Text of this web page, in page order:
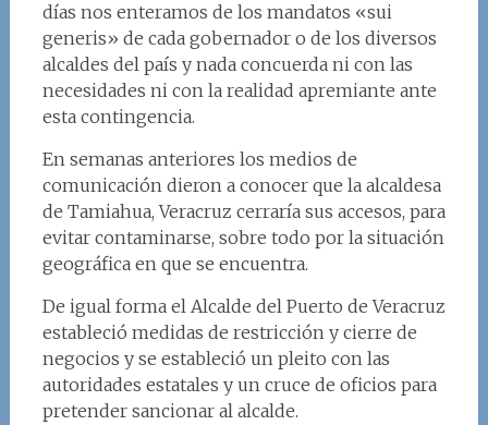
días nos enteramos de los mandatos «sui
generis» de cada gobernador o de los diversos
alcaldes del país y nada concuerda ni con las
necesidades ni con la realidad apremiante ante
esta contingencia.
En semanas anteriores los medios de
comunicación dieron a conocer que la alcaldesa
de Tamiahua, Veracruz cerraría sus accesos, para
evitar contaminarse, sobre todo por la situación
geográfica en que se encuentra.
De igual forma el Alcalde del Puerto de Veracruz
estableció medidas de restricción y cierre de
negocios y se estableció un pleito con las
autoridades estatales y un cruce de oficios para
pretender sancionar al alcalde.